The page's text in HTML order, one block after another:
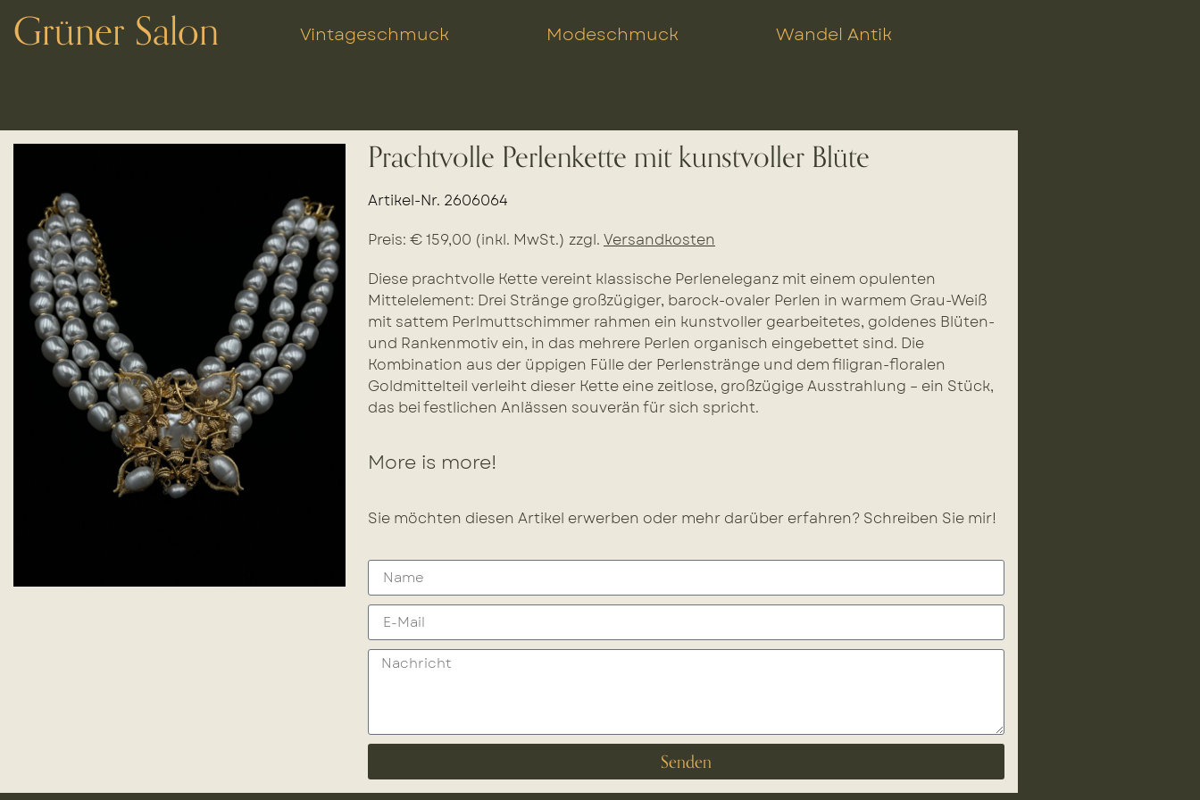
Grüner Salon Vintageschmuck Modeschmuck Wandel Antik
Prachtvolle Perlenkette mit kunstvoller Blüte
Artikel-Nr. 2606064
Preis: € 159,00 (inkl. MwSt.) zzgl. Versandkosten
Diese prachtvolle Kette vereint klassische Perleneleganz mit einem opulenten
Mittelelement: Drei Stränge großzügiger, barock-ovaler Perlen in warmem Grau-Weiß
mit sattem Perlmuttschimmer rahmen ein kunstvoller gearbeitetes, goldenes Blüten-
und Rankenmotiv ein, in das mehrere Perlen organisch eingebettet sind. Die
Kombination aus der üppigen Fülle der Perlenstränge und dem filigran-floralen
Goldmittelteil verleiht dieser Kette eine zeitlose, großzügige Ausstrahlung – ein Stück,
das bei festlichen Anlässen souverän für sich spricht.
More is more!
Sie möchten diesen Artikel erwerben oder mehr darüber erfahren? Schreiben Sie mir!
Senden